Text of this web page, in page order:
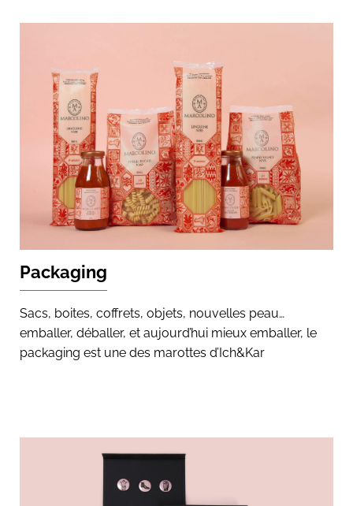
Packaging
Sacs, boites, coffrets, objets, nouvelles peau…
emballer, déballer, et aujourd’hui mieux emballer, le
packaging est une des marottes d’Ich&Kar